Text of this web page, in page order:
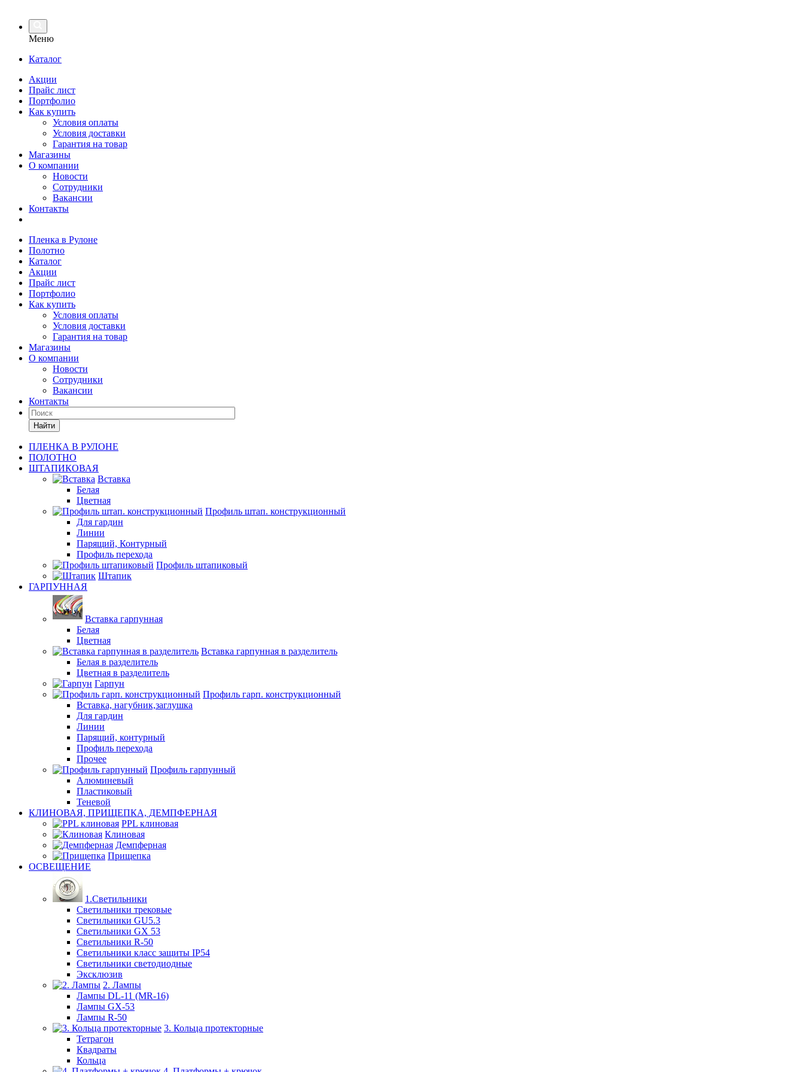
Меню
Каталог
Акции
Прайс лист
Портфолио
Как купить
Условия оплаты
Условия доставки
Гарантия на товар
Магазины
О компании
Новости
Сотрудники
Вакансии
Контакты
Пленка в Рулоне
Полотно
Каталог
Акции
Прайс лист
Портфолио
Как купить
Условия оплаты
Условия доставки
Гарантия на товар
Магазины
О компании
Новости
Сотрудники
Вакансии
Контакты
Найти
ПЛЕНКА В РУЛОНЕ
ПОЛОТНО
ШТАПИКОВАЯ
Вставка
Белая
Цветная
Профиль штап. конструкционный
Для гардин
Линии
Парящий, Контурный
Профиль перехода
Профиль штапиковый
Штапик
ГАРПУННАЯ
Вставка гарпунная
Белая
Цветная
Вставка гарпунная в разделитель
Белая в разделитель
Цветная в разделитель
Гарпун
Профиль гарп. конструкционный
Вставка, нагубник,заглушка
Для гардин
Линии
Парящий, контурный
Профиль перехода
Прочее
Профиль гарпунный
Алюминевый
Пластиковый
Теневой
КЛИНОВАЯ, ПРИЩЕПКА, ДЕМПФЕРНАЯ
PPL клиновая
Клиновая
Демпферная
Прищепка
ОСВЕЩЕНИЕ
1.Светильники
Светильники трековые
Светильники GU5.3
Светильники GX 53
Светильники R-50
Светильники класс защиты IP54
Светильники светодиодные
Эксклюзив
2. Лампы
Лампы DL-11 (MR-16)
Лампы GX-53
Лампы R-50
3. Кольца протекторные
Тетрагон
Квадраты
Кольца